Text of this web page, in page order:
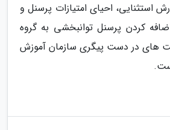
استثنایی، احیای امتیازات پرسنل و
کردن پرسنل توانبخشی به گروه
های در دست پیگری سازمان آموزش